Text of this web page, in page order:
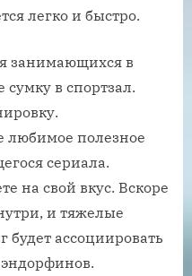
легко и быстро.
занимающихся в
сумку в спортзал.
любимое полезное
сериала.
на свой вкус. Вскоре
и тяжелые
будет ассоциировать